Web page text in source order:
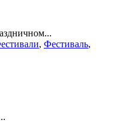
, Фестиваль,